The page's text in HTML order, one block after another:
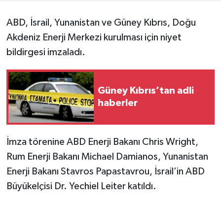
ABD, İsrail, Yunanistan ve Güney Kıbrıs, Doğu
Akdeniz Enerji Merkezi kurulması için niyet
bildirgesi imzaladı.
Güney Kıbrıs’tan adli
haberler
İmza törenine ABD Enerji Bakanı Chris Wright,
Rum Enerji Bakanı Michael Damianos, Yunanistan
Enerji Bakanı Stavros Papastavrou, İsrail’in ABD
Büyükelçisi Dr. Yechiel Leiter katıldı.